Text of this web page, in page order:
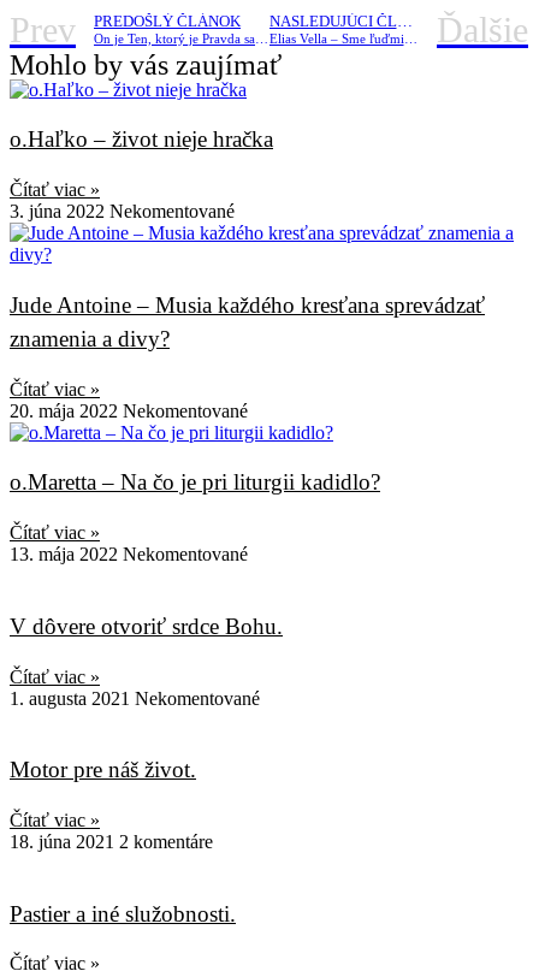
Prev PREDOŠLÝ ČLÁNOK NASLEDUJÚCI ČLÁNOK Ďalšie
Mohlo by vás zaujímať
o.Haľko – život nieje hračka
Čítať viac »
3. júna 2022 Nekomentované
Jude Antoine – Musia každého kresťana sprevádzať
znamenia a divy?
Čítať viac »
20. mája 2022 Nekomentované
o.Maretta – Na čo je pri liturgii kadidlo?
Čítať viac »
13. mája 2022 Nekomentované
V dôvere otvoriť srdce Bohu.
Čítať viac »
1. augusta 2021 Nekomentované
Motor pre náš život.
Čítať viac »
18. júna 2021 2 komentáre
Pastier a iné služobnosti.
Čítať viac »